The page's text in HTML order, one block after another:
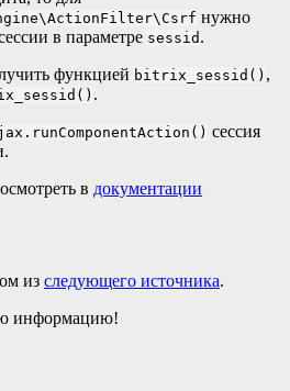
нужно
в параметре sessid .
функцией bitrix_sessid() ,
.
сессия
в документации
из следующего источника.
информацию!